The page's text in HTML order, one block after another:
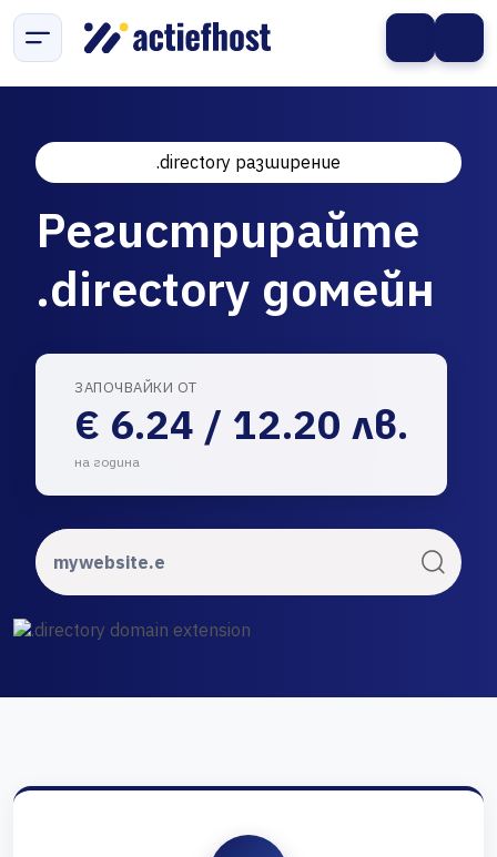
.directory разширение
Регистрирайте
.directory домейн
ЗАПОЧВАЙКИ ОТ
€ 6.24 / 12.20 лв.
на година